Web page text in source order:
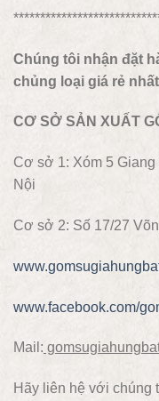
Chúng tôi nhận đặt
chủng loại giá rẻ
CƠ SỞ SẢN XUẤT
Cơ sở 1: Xóm 5 Giang
Nội
Cơ sở 2: Số 17/27
www.facebook.com/
Mail:
Hãy liên hệ với chúng